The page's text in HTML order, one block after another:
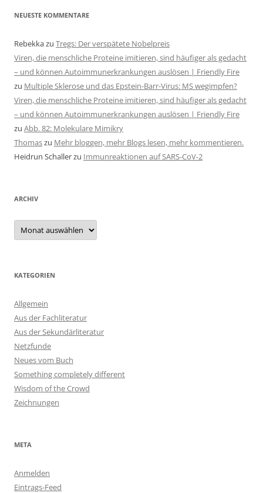
NEUESTE KOMMENTARE
Rebekkazu Tregs: Der verspätete Nobelpreis
Viren, die menschliche Proteine imitieren, sind häufiger als gedacht
– und können Autoimmunerkrankungen auslösen | Friendly Fire
zu Multiple Sklerose und das Epstein-Barr-Virus: MS wegimpfen?
Viren, die menschliche Proteine imitieren, sind häufiger als gedacht
– und können Autoimmunerkrankungen auslösen | Friendly Fire
zu Abb. 82: Molekulare Mimikry
Thomaszu Mehr bloggen, mehr Blogs lesen, mehr kommentieren.
Heidrun Schallerzu Immunreaktionen auf SARS-CoV-2
ARCHIV
Archiv
KATEGORIEN
Allgemein
Aus der Fachliteratur
Aus der Sekundärliteratur
Netzfunde
Neues vom Buch
Something completely different
Wisdom of the Crowd
Zeichnungen
META
Anmelden
Eintrags-Feed